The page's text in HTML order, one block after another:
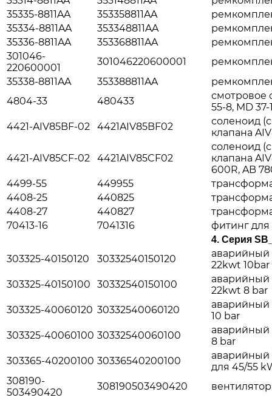
35335-8811AA
353358811AA
35334-8811AA
353348811AA
35336-8811AA
353368811AA
301046-
220600001
301046220600001
35338-8811AA
353388811AA
4804-33
480433
смотровое
55-8, MD 37-
4421-AIV85BF-02
4421AIV85BF02
соленоид
клапана
4421-AIV85CF-02 4421AIV85CF02
соленоид
клапана
600R, AB
4499-55
449955
4408-25
440825
4408-27
440827
70413-16
7041316 фитинг для
4. Серия
303325-40150120 30332540150120
аварийный
22kwt 10bar
303325-40150100
30332540150100
аварийный
22kwt 8 bar
303325-40060120 30332540060120
аварийный
10 bar
303325-40060100 30332540060100
аварийный
8 bar
303365-40200100 30336540200100
аварийный
для 45/55
308190-
503490420
308190503490420